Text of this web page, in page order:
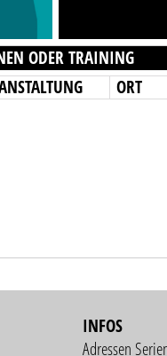
ODER TRAINING
ORT
INFOS
Adressen